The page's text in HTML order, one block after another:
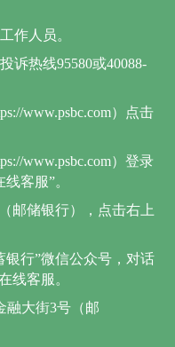
作人员。
诉热线95580或40088-
www.psbc.com）点击
www.psbc.com）登录
客服”。
邮储银行），点击右上
银行”微信公众号，对话
线客服。
融大街3号（邮